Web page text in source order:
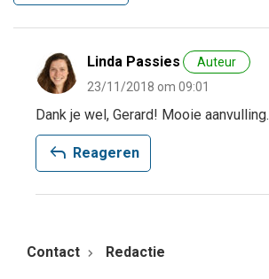
Linda Passies
Auteur
23/11/2018 om 09:01
Dank je wel, Gerard! Mooie aanvulling.
reply Reageren
Contact Redactie